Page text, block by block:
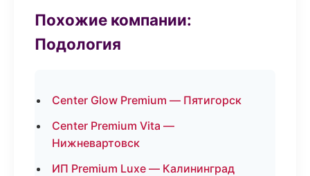
Похожие компании:
Подология
Center Glow Premium — Пятигорск
Center Premium Vita —
Нижневартовск
ИП Premium Luxe — Калининград